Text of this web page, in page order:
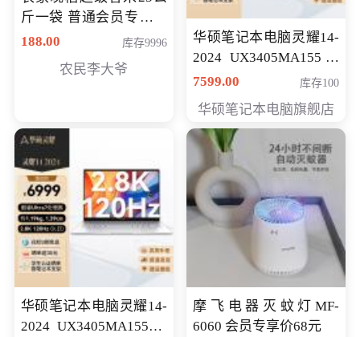
斤一袋 普通会员专享价
格178元
188.00 库存9996
农民李大爷
华硕笔记本电脑灵耀14-
2024 UX3405MA155冰
川银 oled 智慧轻薄本 会
7599.00 库存100
华硕笔记本电脑旗舰店
华硕笔记本电脑灵耀14-
2024 UX3405MA155夜
摩飞电器灭蚊灯MF-
6060 会员专享价68元